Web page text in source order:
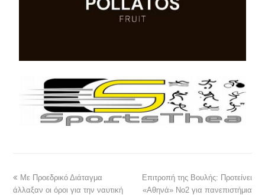
Με Προεδρικό Διάταγμα
άλλαξαν οι όροι για την ναυτική
Επιτροπή της Βουλής: Προτείνει
«Αθηνά» Νο2 για πανεπιστήμια